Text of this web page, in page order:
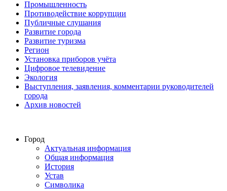
Промышленность
Противодействие коррупции
Публичные слушания
Развитие города
Развитие туризма
Регион
Установка приборов учёта
Цифровое телевидение
Экология
Выступления, заявления, комментарии руководителей
города
Архив новостей
Город
Актуальная информация
Общая информация
История
Устав
Символика